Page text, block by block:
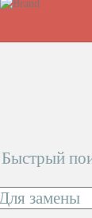
Быстрый